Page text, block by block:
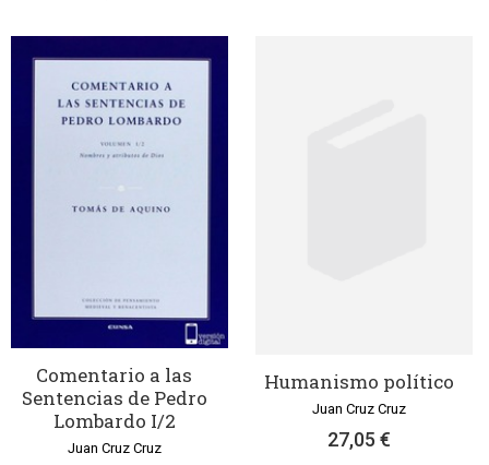
Comentario a las
Sentencias de Pedro
Lombardo I/2
Juan Cruz Cruz
Humanismo político
Juan Cruz Cruz
27,05 €